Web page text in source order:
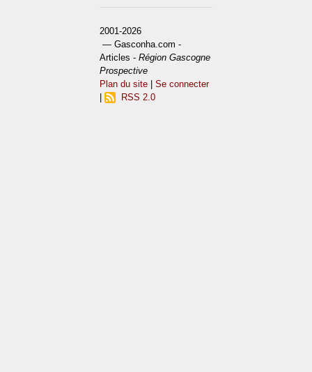
2001-2026
— Gasconha.com -
Articles -Région Gascogne
Prospective
Plan du site |Se connecter
RSS 2.0